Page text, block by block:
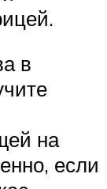
в
на
если